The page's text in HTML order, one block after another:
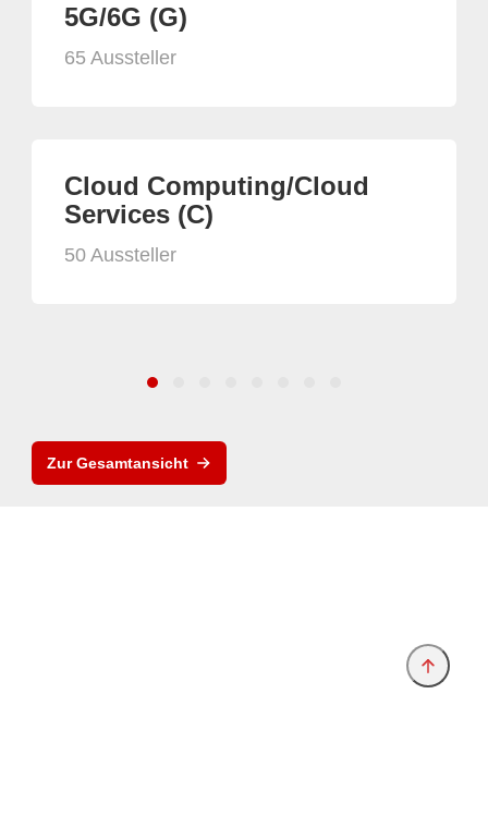
5G/6G (G)
65 Aussteller
Cloud Computing/Cloud
Services (C)
50 Aussteller
Zur Gesamtansicht